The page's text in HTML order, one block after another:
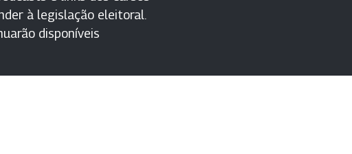
à legislação eleitoral.
disponíveis